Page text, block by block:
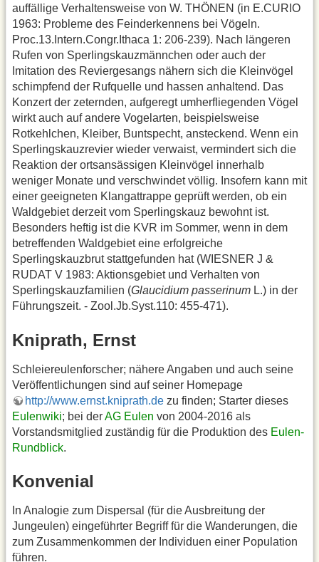
auffällige Verhaltensweise von W. THÖNEN (in E.CURIO
1963: Probleme des Feinderkennens bei Vögeln.
Proc.13.Intern.Congr.Ithaca 1: 206-239). Nach längeren
Rufen von Sperlingskauzmännchen oder auch der
Imitation des Reviergesangs nähern sich die Kleinvögel
schimpfend der Rufquelle und hassen anhaltend. Das
Konzert der zeternden, aufgeregt umherfliegenden Vögel
wirkt auch auf andere Vogelarten, beispielsweise
Rotkehlchen, Kleiber, Buntspecht, ansteckend. Wenn ein
Sperlingskauzrevier wieder verwaist, vermindert sich die
Reaktion der ortsansässigen Kleinvögel innerhalb
weniger Monate und verschwindet völlig. Insofern kann mit
einer geeigneten Klangattrappe geprüft werden, ob ein
Waldgebiet derzeit vom Sperlingskauz bewohnt ist.
Besonders heftig ist die KVR im Sommer, wenn in dem
betreffenden Waldgebiet eine erfolgreiche
Sperlingskauzbrut stattgefunden hat (WIESNER J &
RUDAT V 1983: Aktionsgebiet und Verhalten von
Sperlingskauzfamilien (Glaucidium passerinum L.) in der
Führungszeit. - Zool.Jb.Syst.110: 455-471).
Kniprath, Ernst
Schleiereulenforscher; nähere Angaben und auch seine
Veröffentlichungen sind auf seiner Homepage
http://www.ernst.kniprath.de zu finden; Starter dieses
Eulenwiki; bei derAG Eulen von 2004-2016 als
Vorstandsmitglied zuständig für die Produktion des Eulen-
Rundblick.
Konvenial
In Analogie zum Dispersal (für die Ausbreitung der
Jungeulen) eingeführter Begriff für die Wanderungen, die
zum Zusammenkommen der Individuen einer Population
führen.